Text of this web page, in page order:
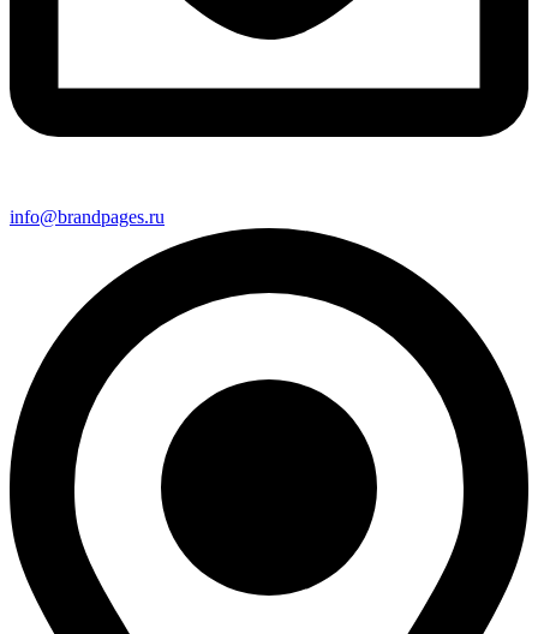
info@brandpages.ru